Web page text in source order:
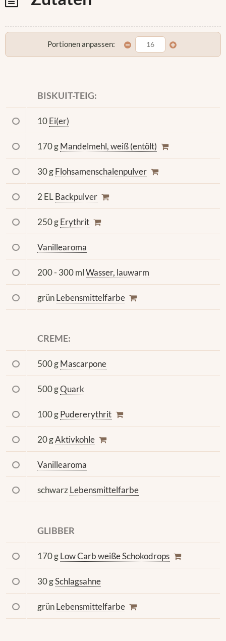
Portionen anpassen:
BISKUIT-TEIG:
10Ei(er)
170 gMandelmehl, weiß (entölt)
30 gFlohsamenschalenpulver
2 ELBackpulver
250 gErythrit
Vanillearoma
200 - 300 mlWasser, lauwarm
grünLebensmittelfarbe
CREME:
500 gMascarpone
500 gQuark
100 gPudererythrit
20 gAktivkohle
Vanillearoma
schwarzLebensmittelfarbe
GLIBBER
170 gLow Carb weiße Schokodrops
30 gSchlagsahne
grünLebensmittelfarbe